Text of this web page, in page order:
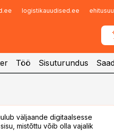
logistikauudised.ee
Töö Sisuturundus
väljaande digitaalsesse
mistõttu võib olla vajalik